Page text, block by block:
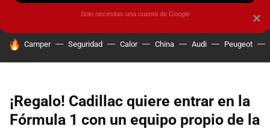
HOY SE HABLA DE
Camper Seguridad Calor China Audi Peugeot
¡Regalo! Cadillac quiere entrar en la
Fórmula 1 con un equipo propio de la
×
Solo necesitas una cuenta de Google